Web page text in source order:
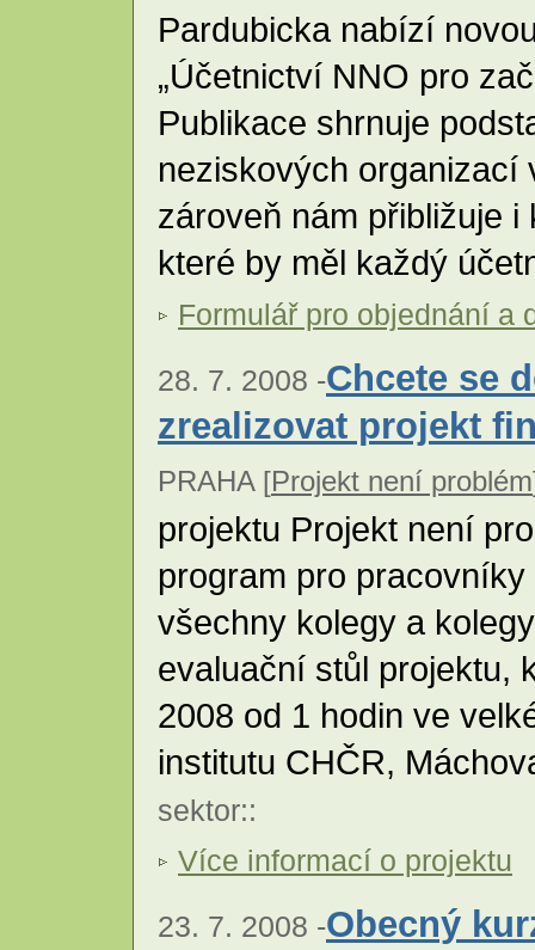
Pardubicka nabízí
„Účetnictví NNO pro
Publikace shrnuje
neziskových organizací
zároveň nám přibližuje
které by měl každý
Formulář pro objednání a
28. 7. 2008 -Chcete se
zrealizovat projekt
PRAHA [Projekt není problém
projektu Projekt není
program pro
všechny kolegy a
evaluační stůl projektu,
2008 od 1 hodin ve
institutu CHČR,
sektor::
Více informací o projektu
23. 7. 2008 -Obecný